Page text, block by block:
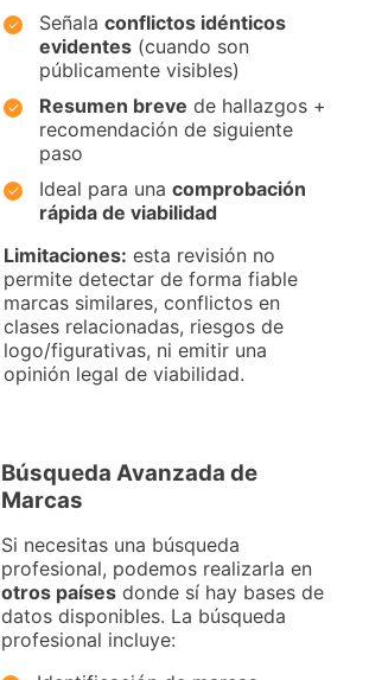
Señala conflictos idénticos
evidentes (cuando son
públicamente visibles)
Resumen breve de hallazgos +
recomendación de siguiente
paso
Ideal para una comprobación
rápida de viabilidad
Limitaciones: esta revisión no
permite detectar de forma fiable
marcas similares, conflictos en
clases relacionadas, riesgos de
logo/figurativas, ni emitir una
opinión legal de viabilidad.
Búsqueda Avanzada de
Marcas
Si necesitas una búsqueda
profesional, podemos realizarla en
otros países donde sí hay bases de
datos disponibles. La búsqueda
profesional incluye: